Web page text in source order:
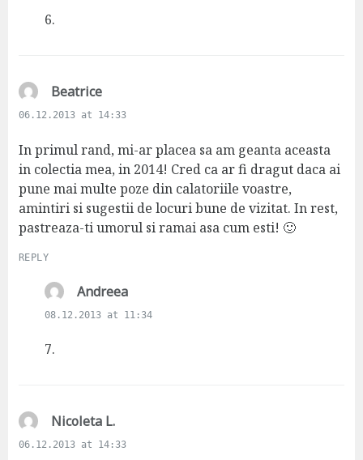
6.
Beatrices
a
s
:
06.12.2013 at 14:33
In primul rand, mi-ar placea sa am geanta aceasta
in colectia mea, in 2014! Cred ca ar fi dragut daca ai
pune mai multe poze din calatoriile voastre,
amintiri si sugestii de locuri bune de vizitat. In rest,
pastreaza-ti umorul si ramai asa cum esti! 🙂
REPLY
Andreeas
a
08.12.2013 at 11:34
7.
Nicoleta L.s
a
06.12.2013 at 14:33